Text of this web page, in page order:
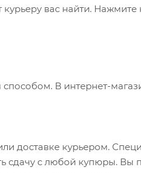
вас найти. Нажмите
В интернет-
доставке курьером.
сдачу с любой купюры.